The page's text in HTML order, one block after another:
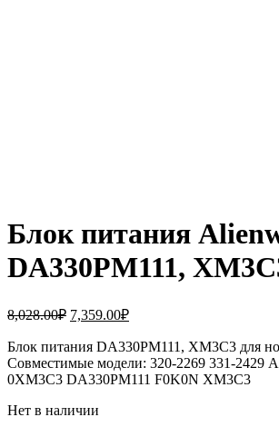
Блок питания
DA330PM111,
8,028.00₽ Первоначальная
составляла
8,028.00₽.
7,359.00₽Текущая
7,359.00₽.
Блок питания DA330PM111, XM3C3 для
Совместимые модели: 320-2269 331-2429
0XM3C3 DA330PM111 F0K0N XM3C3
Нет в наличии